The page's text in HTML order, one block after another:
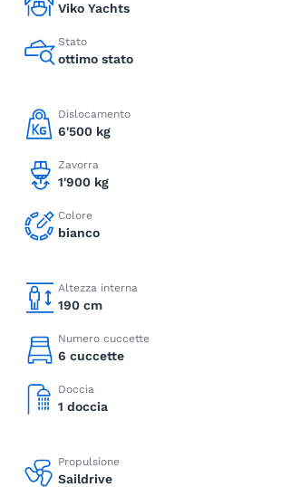
Viko Yachts
Stato
ottimo stato
Dislocamento
6'500 kg
Zavorra
1'900 kg
Colore
bianco
Altezza interna
190 cm
Numero cuccette
6 cuccette
Doccia
1 doccia
Propulsione
Saildrive